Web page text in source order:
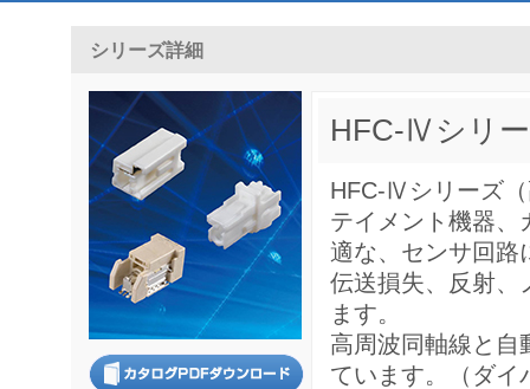
シリーズ詳細
HFC-Ⅳシリ
HFC-Ⅳシリーズ
テイメント機器、
適な、センサ回路
伝送損失、反射、
ます。
高周波同軸線と自
ています。（ダイ